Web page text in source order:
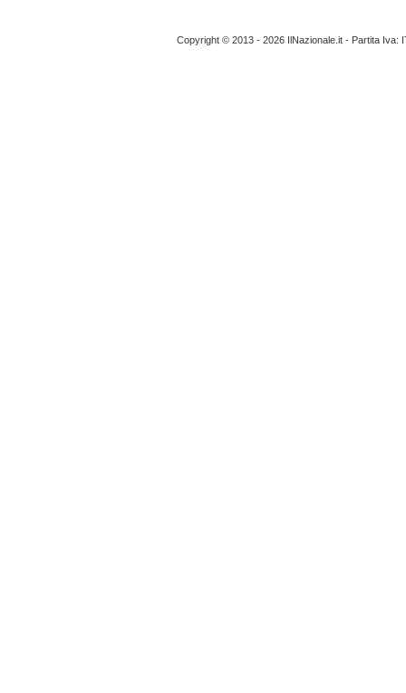
Copyright © 2013 - 2026 IlNazionale.it - Partita Iva: